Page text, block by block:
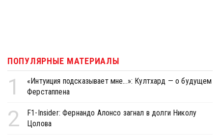
ПОПУЛЯРНЫЕ МАТЕРИАЛЫ
1
«Интуиция подсказывает мне...»: Култхард — о будущем
Ферстаппена
2
F1-Insider: Фернандо Алонсо загнал в долги Николу
Цолова